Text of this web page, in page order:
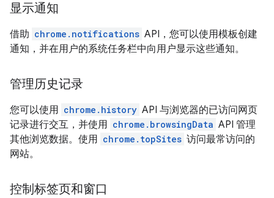
显示通知
借助 chrome.notifications API，您可以使用模板创建
通知，并在用户的系统任务栏中向用户显示这些通知。
管理历史记录
您可以使用 chrome.history API 与浏览器的已访问网页
记录进行交互，并使用 chrome.browsingData API 管理
其他浏览数据。使用 chrome.topSites 访问最常访问的
网站。
控制标签页和窗口